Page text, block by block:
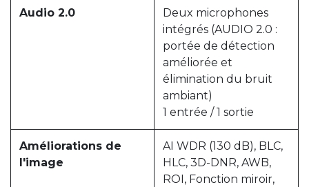
Audio 2.0
Deux microphones
intégrés (AUDIO 2.0 :
portée de détection
améliorée et
élimination du bruit
ambiant)
1 entrée / 1 sortie
Améliorations de
l'image
AI WDR (130 dB), BLC,
HLC, 3D-DNR, AWB,
ROI, Fonction miroir,